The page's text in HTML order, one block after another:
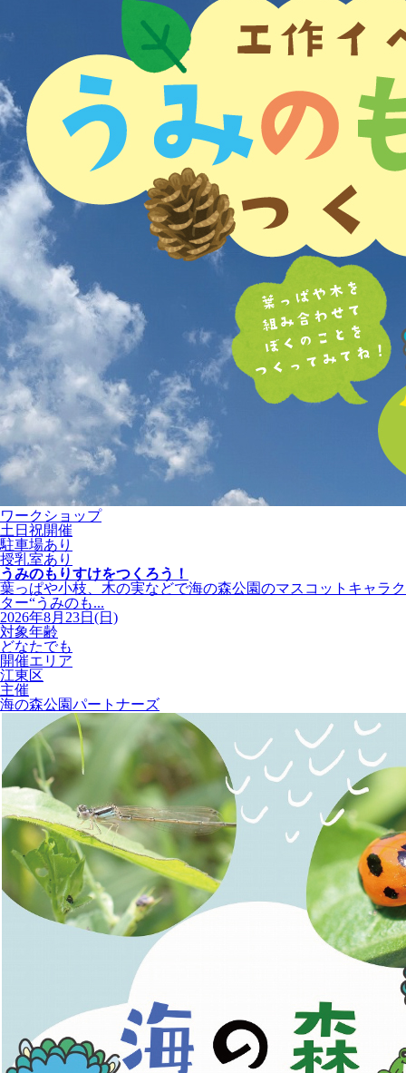
ワークショップ
土日祝開催
駐車場あり
授乳室あり
うみのもりすけをつくろう！
葉っぱや小枝、木の実などで海の森公園のマスコットキャラク
ター“うみのも...
2026年8月23日(日)
対象年齢
どなたでも
開催エリア
江東区
主催
海の森公園パートナーズ